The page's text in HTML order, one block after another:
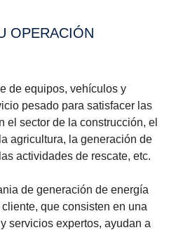
OPERA­CIÓN
de equipos, vehículos y
pesado para satisfacer las
el sector de la construcción, el
agricultura, la generación de
actividades de rescate, etc.
de generación de energía
que consisten en una
servicios expertos, ayudan a